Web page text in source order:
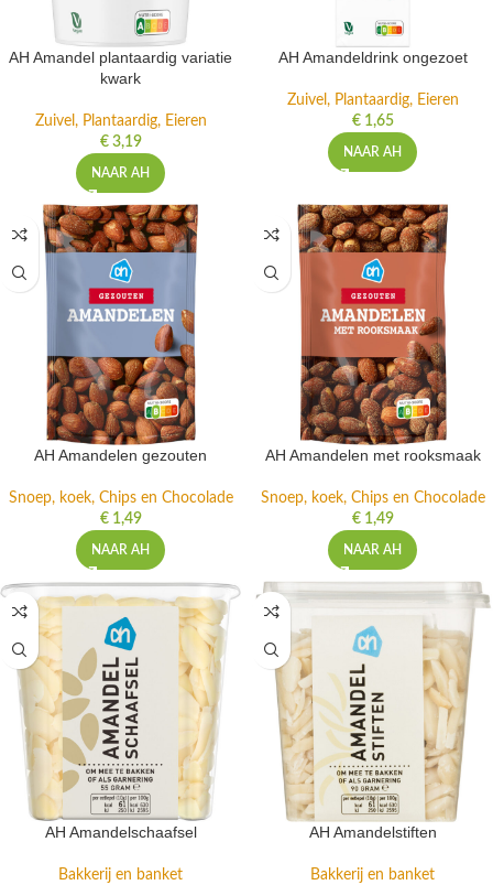
AH Amandel plantaardig variatie
kwark
Zuivel, Plantaardig, Eieren
€3,19
NAAR AH
AH Amandeldrink ongezoet
Zuivel, Plantaardig, Eieren
€1,65
NAAR AH
AH Amandelen gezouten
Snoep, koek, Chips en Chocolade
€1,49
NAAR AH
AH Amandelen met rooksmaak
Snoep, koek, Chips en Chocolade
€1,49
NAAR AH
AH Amandelschaafsel
Bakkerij en banket
AH Amandelstiften
Bakkerij en banket